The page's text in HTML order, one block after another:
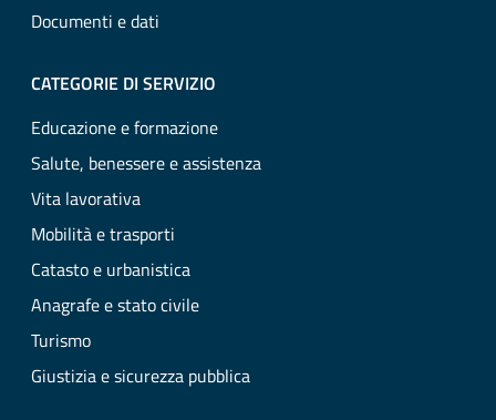
Documenti e dati
CATEGORIE DI SERVIZIO
Educazione e formazione
Salute, benessere e assistenza
Vita lavorativa
Mobilità e trasporti
Catasto e urbanistica
Anagrafe e stato civile
Turismo
Giustizia e sicurezza pubblica